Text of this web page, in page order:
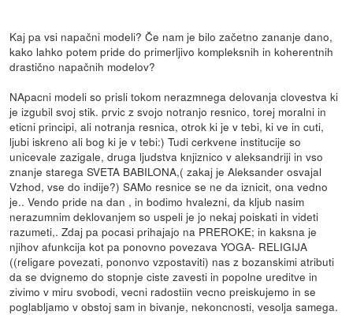
Kaj pa vsi napačni modeli? Če nam je bilo začetno zananje dano,
kako lahko potem pride do primerljivo kompleksnih in koherentnih
drastično napačnih modelov?
NApacni modeli so prisli tokom nerazmnega delovanja clovestva ki
je izgubil svoj stik. prvic z svojo notranjo resnico, torej moralni in
eticni principi, ali notranja resnica, otrok ki je v tebi, ki ve in cuti,
ljubi iskreno ali bog ki je v tebi:) Tudi cerkvene institucije so
unicevale zazigale, druga ljudstva knjiznico v aleksandriji in vso
znanje starega SVETA BABILONA,( zakaj je Aleksander osvajal
Vzhod, vse do indije?) SAMo resnice se ne da iznicit, ona vedno
je.. Vendo pride na dan , in bodimo hvalezni, da kljub nasim
nerazumnim deklovanjem so uspeli je jo nekaj poiskati in videti
razumeti,. Zdaj pa pocasi prihajajo na PREROKE; in kaksna je
njihov afunkcija kot pa ponovno povezava YOGA- RELIGIJA
((religare povezati, pononvo vzpostaviti) nas z bozanskimi atributi
da se dvignemo do stopnje ciste zavesti in popolne ureditve in
zivimo v miru svobodi, vecni radostiin vecno preiskujemo in se
poglabljamo v obstoj sam in bivanje, nekoncnosti, vesolja samega.